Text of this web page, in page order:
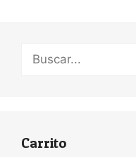
Carrito